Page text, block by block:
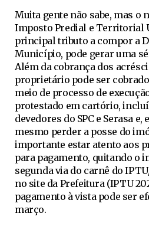
Muita gente não sabe, mas o
Imposto Predial e Territorial
principal tributo a compor a
Município, pode gerar uma
Além da cobrança dos
proprietário pode ser
meio de processo de
protestado em cartório,
devedores do SPC e Serasa
mesmo perder a posse do
importante estar atento aos
para pagamento, quitando o
segunda via do carnê do
no site da Prefeitura (IPTU
pagamento à vista pode ser
março.